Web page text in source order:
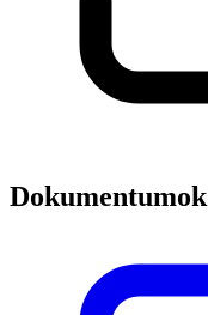
Dokumentumok